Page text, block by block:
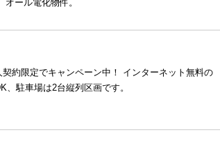
オール電化物件。
契約限定でキャンペーン中！ インターネット無料の
、駐車場は2台縦列区画です。